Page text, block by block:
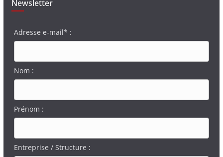
Newsletter
Adresse e-mail* :
Nom :
Prénom :
Entreprise / Structure :